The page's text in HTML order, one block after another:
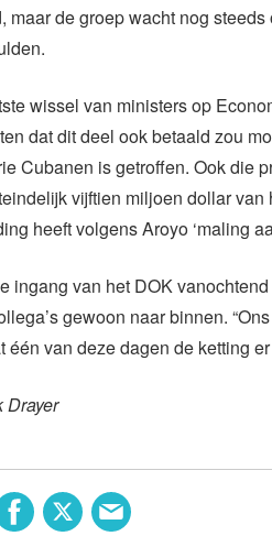
maar de groep wacht nog
wissel van ministers op
dat dit deel ook betaald zou
Cubanen is getroffen. Ook die
vijftien miljoen dollar
heeft volgens Aroyo ‘maling
ingang van het DOK
gewoon naar binnen.
één van deze dagen de ketting er
Drayer